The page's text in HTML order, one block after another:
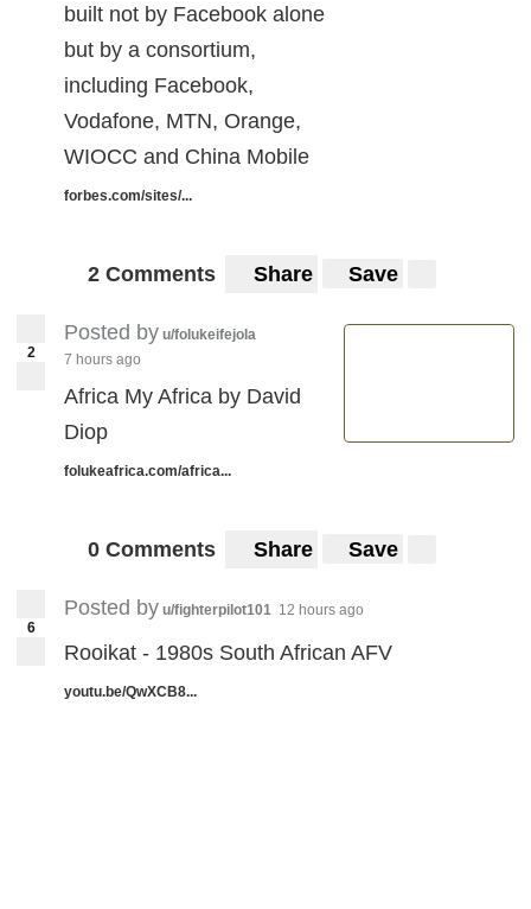
built not by Facebook alone
but by a consortium,
including Facebook,
Vodafone, MTN, Orange,
WIOCC and China Mobile
forbes.com/sites/...
2 Comments Share Save
2
Posted by u/folukeifejola
7 hours ago
Africa My Africa by David
Diop
folukeafrica.com/africa...
0 Comments Share Save
6
Posted by u/fighterpilot101 12 hours ago
Rooikat - 1980s South African AFV
youtu.be/QwXCB8...